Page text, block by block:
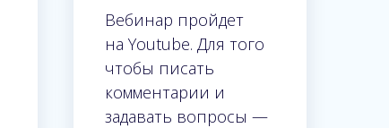
Вебинар пройдет
на Youtube. Для того
чтобы писать
комментарии и
задавать вопросы —